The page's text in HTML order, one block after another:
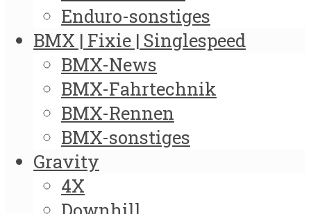
Enduro-sonstiges
BMX | Fixie | Singlespeed
BMX-News
BMX-Fahrtechnik
BMX-Rennen
BMX-sonstiges
Gravity
4X